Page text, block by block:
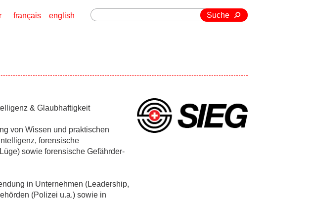
Suche
english
français
& Glaubhaftigkeit
von Wissen und praktischen
forensische
sowie forensische Gefährder-
in Unternehmen (Leadership,
(Polizei u.a.) sowie in